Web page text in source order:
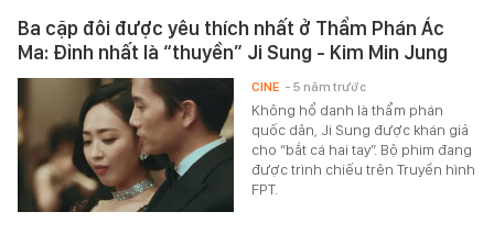
Ba cặp đôi được yêu thích nhất ở Thẩm Phán Ác
Ma: Đỉnh nhất là “thuyền” Ji Sung - Kim Min Jung
Không hổ danh là thẩm phán
quốc dân, Ji Sung được khán giả
cho “bắt cá hai tay”. Bộ phim đang
được trình chiếu trên Truyền hình
FPT.
CINE - 5 năm trước